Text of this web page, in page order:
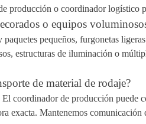
producción o coordinador logístico
o equipos
pequeños, furgonetas
estructuras de iluminación o
de material de rodaje?
coordinador de producción
exacta. Mantenemos